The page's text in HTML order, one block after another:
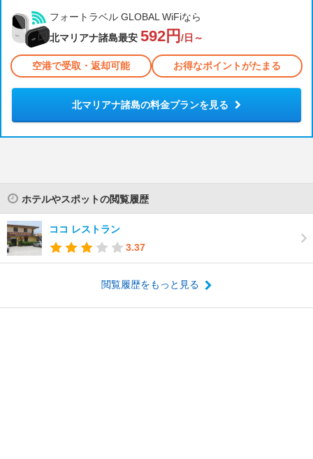
フォートラベル GLOBAL WiFiなら
北マリアナ諸島最安 592円 /日～
空港で受取・返却可能 お得なポイントがたまる
北マリアナ諸島の料金プランを見る
ホテルやスポットの閲覧履歴
ココ レストラン
3.37
閲覧履歴をもっと見る